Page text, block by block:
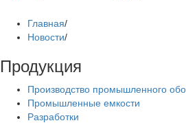
Главная/
Новости/
Продукция
Производство промышленного
Промышленные емкости
Разработки